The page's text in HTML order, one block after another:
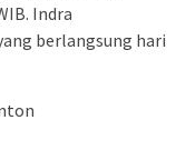
Indra
berlangsung hari